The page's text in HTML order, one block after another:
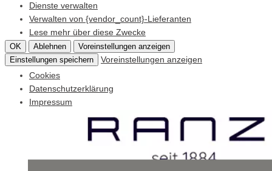
Dienste verwalten
Verwalten von {vendor_count}-Lieferanten
Lese mehr über diese Zwecke
OK Ablehnen
Voreinstellungen anzeigen
Einstellungen speichern
Voreinstellungen anzeigen
Cookies
Datenschutzerklärung
Impressum